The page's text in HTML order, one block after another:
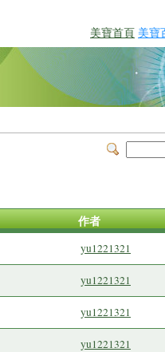
美寶首頁 美寶
作者
yu1221321
yu1221321
yu1221321
yu1221321